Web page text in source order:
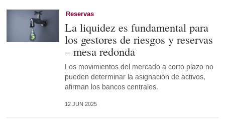
Reservas
La liquidez es fundamental para
los gestores de riesgos y reservas
– mesa redonda
Los movimientos del mercado a corto plazo no
pueden determinar la asignación de activos,
afirman los bancos centrales.
12 JUN 2025